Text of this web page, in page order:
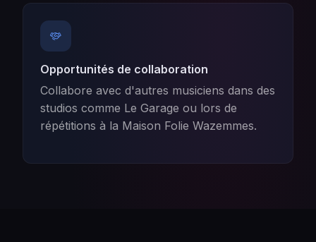
Opportunités de collaboration
Collabore avec d'autres musiciens dans des
studios comme Le Garage ou lors de
répétitions à la Maison Folie Wazemmes.